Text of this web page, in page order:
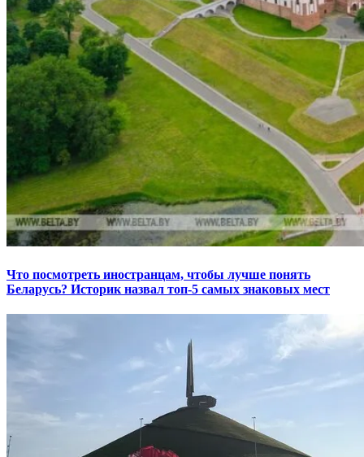
Что посмотреть иностранцам, чтобы лучше понять
Беларусь? Историк назвал топ-5 самых знаковых мест